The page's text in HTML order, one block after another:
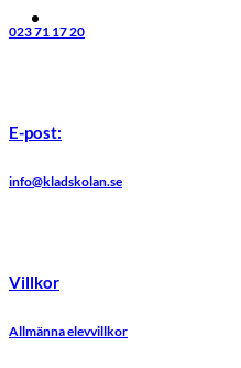
023 71 17 20
E-post:
info@kladskolan.se
Villkor
Allmänna elevvillkor